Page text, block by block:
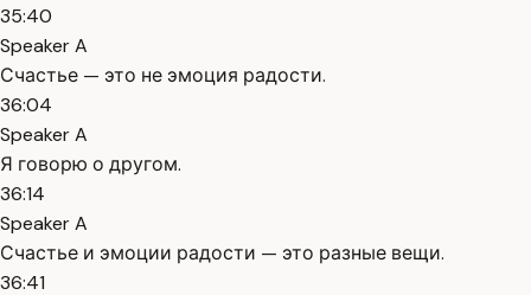
35:40
Speaker A
Счастье — это не эмоция радости.
36:04
Speaker A
Я говорю о другом.
36:14
Speaker A
Счастье и эмоции радости — это разные вещи.
36:41